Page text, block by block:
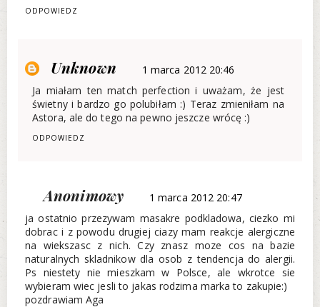
ODPOWIEDZ
Unknown
1 marca 2012 20:46
Ja miałam ten match perfection i uważam, że jest
świetny i bardzo go polubiłam :) Teraz zmieniłam na
Astora, ale do tego na pewno jeszcze wrócę :)
ODPOWIEDZ
Anonimowy
1 marca 2012 20:47
ja ostatnio przezywam masakre podkladowa, ciezko mi
dobrac i z powodu drugiej ciazy mam reakcje alergiczne
na wiekszasc z nich. Czy znasz moze cos na bazie
naturalnych skladnikow dla osob z tendencja do alergii.
Ps niestety nie mieszkam w Polsce, ale wkrotce sie
wybieram wiec jesli to jakas rodzima marka to zakupie:)
pozdrawiam Aga